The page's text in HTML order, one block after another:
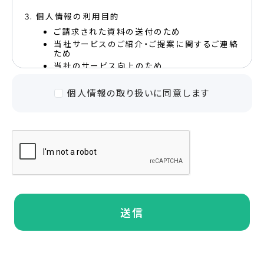
個人情報の利用目的
ご請求された資料の送付のため
当社サービスのご紹介・ご提案に関するご連絡
ため
当社のサービス向上のため
当社は事業運営上、前項利用目的の範囲に限って
し、適切な管理を実施させます。
個人情報の開示等の請求
除、利用の停止または消去、第三者への提供の停
個人情報の取り扱いに同意します
送信